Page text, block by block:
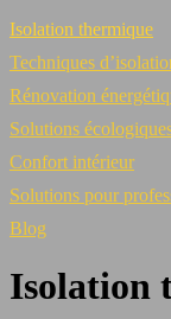
Isolation thermique
Techniques
Rénovation
Solutions
Confort intérieur
Solutions pour
Blog
Isolation